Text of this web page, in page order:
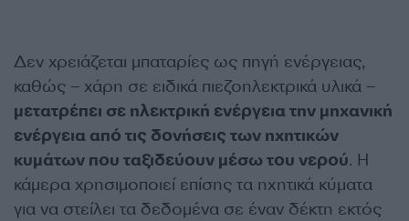
Δεν χρειάζεται μπαταρίες ως πηγή ενέργειας,
καθώς – χάρη σε ειδικά πιεζοηλεκτρικά υλικά –
μετατρέπει σε ηλεκτρική ενέργεια την μηχανική
ενέργεια από τις δονήσεις των ηχητικών
κυμάτων που ταξιδεύουν μέσω του νερού. Η
κάμερα χρησιμοποιεί επίσης τα ηχητικά κύματα
για να στείλει τα δεδομένα σε έναν δέκτη εκτός